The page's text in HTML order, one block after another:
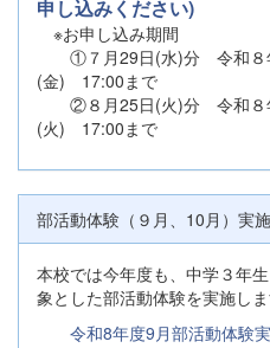
申し込みください)
※お申し込み期間
①７月29日(水)分 令和８
(金) 17:00まで
②８月25日(火)分 令和８
(火) 17:00まで
部活動体験（９月、10月）実
本校では今年度も、中学３年
象とした部活動体験を実施しま
令和8年度9月部活動体験